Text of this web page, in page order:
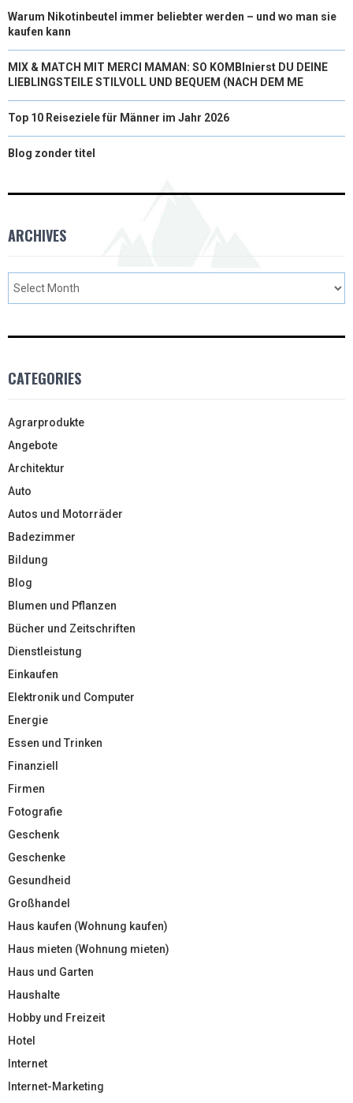
Warum Nikotinbeutel immer beliebter werden – und wo man sie
kaufen kann
MIX & MATCH MIT MERCI MAMAN: SO KOMBInierst DU DEINE
LIEBLINGSTEILE STILVOLL UND BEQUEM (NACH DEM ME
Top 10 Reiseziele für Männer im Jahr 2026
Blog zonder titel
ARCHIVES
CATEGORIES
Agrarprodukte
Angebote
Architektur
Auto
Autos und Motorräder
Badezimmer
Bildung
Blog
Blumen und Pflanzen
Bücher und Zeitschriften
Dienstleistung
Einkaufen
Elektronik und Computer
Energie
Essen und Trinken
Finanziell
Firmen
Fotografie
Geschenk
Geschenke
Gesundheid
Großhandel
Haus kaufen (Wohnung kaufen)
Haus mieten (Wohnung mieten)
Haus und Garten
Haushalte
Hobby und Freizeit
Hotel
Internet
Internet-Marketing